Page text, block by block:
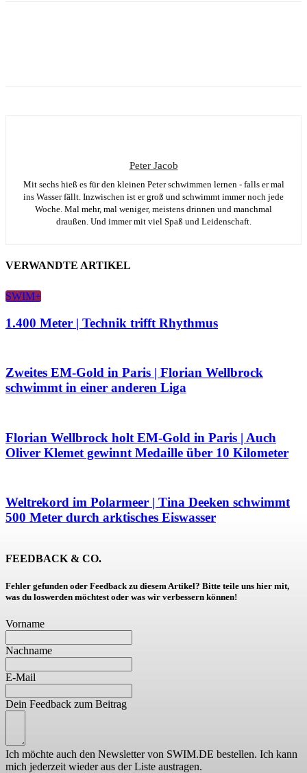
Peter Jacob
Mit sechs hieß es für den kleinen Peter schwimmen lernen - falls er mal
ins Wasser fällt. Inzwischen ist er groß und schwimmt immer noch jede
Woche. Mal mehr, mal weniger, meistens drinnen und manchmal
draußen. Und immer mit viel Spaß und Leidenschaft.
VERWANDTE ARTIKEL
SWIM+
1.400 Meter | Technik trifft Rhythmus
Zweites EM-Gold in Paris | Florian Wellbrock
schwimmt in einer anderen Liga
Florian Wellbrock holt EM-Gold in Paris | Auch
Oliver Klemet gewinnt Medaille über 10 Kilometer
Weltrekord im Polarmeer | Tina Deeken schwimmt
500 Meter durch arktisches Eiswasser
FEEDBACK & CO.
Fehler gefunden oder Feedback zu diesem Artikel? Bitte teile uns hier mit,
was du loswerden möchtest oder was wir verbessern können!
Vorname
Nachname
E-Mail
Dein Feedback zum Beitrag
Ich möchte auch den Newsletter von SWIM.DE bestellen. Ich kann
mich jederzeit wieder aus der Liste austragen.